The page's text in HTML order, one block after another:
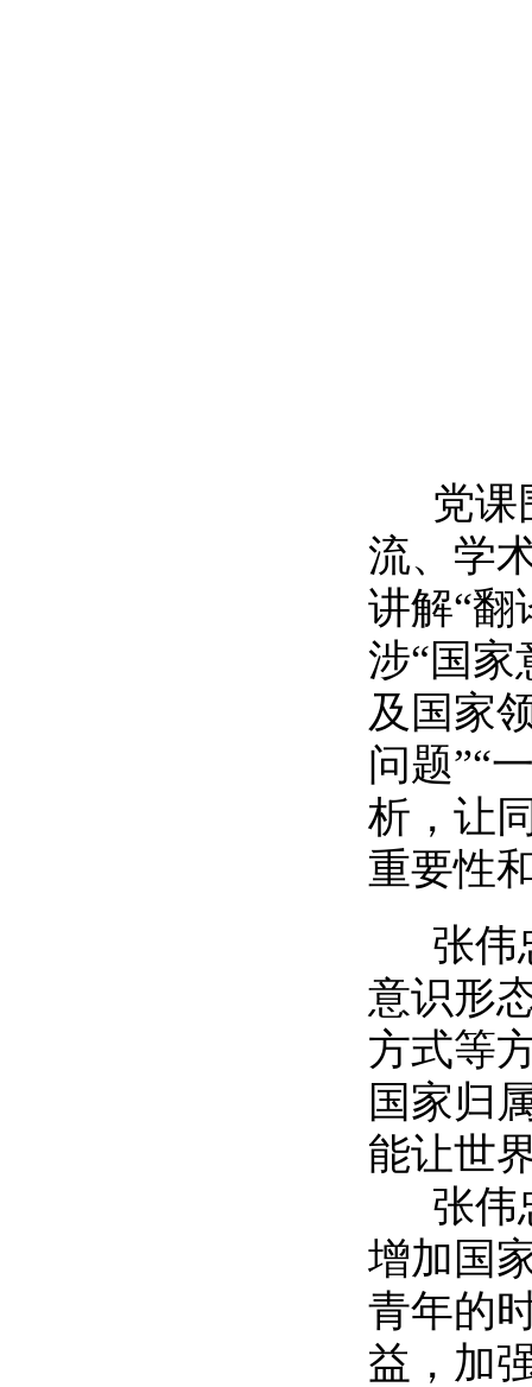
党课
流、学
讲解“翻
涉“国家
及国家
问题”“
析，让
重要性
张伟
意识形
方式等
国家归
能让世
张伟
增加国
青年的
益，加